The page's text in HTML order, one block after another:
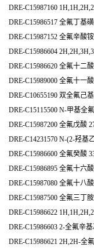
DRE-C15987160
DRE-C15986517 全氟丁基
DRE-C15987152 全氟辛酸
DRE-C15986604
DRE-C15986620 全氟十二
DRE-C15989000 全氟十一
DRE-C10655190 双全氟己
DRE-C15115500 N-甲基全
DRE-C15987200 全氟戊酸
DRE-C14231570 N-(2-羟基
DRE-C15986600 全氟癸酸
DRE-C15986895 全氟十六
DRE-C15987080 全氟十八
DRE-C15987500 全氟三丁
DRE-C15986622
DRE-C15986603 2-全氟辛
DRE-C15986621 2H,2H-全